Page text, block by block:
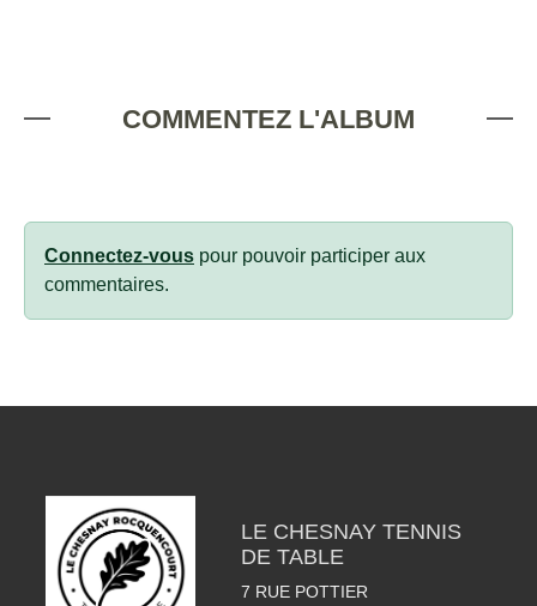
COMMENTEZ L'ALBUM
Connectez-vous pour pouvoir participer aux
commentaires.
LE CHESNAY TENNIS
DE TABLE
7 RUE POTTIER